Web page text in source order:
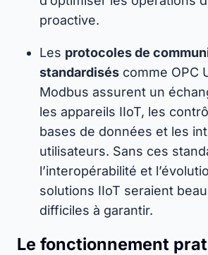
proactive.
Les protocoles de
standardisés comme OPC
Modbus assurent un
les appareils IIoT, les
bases de données et les
utilisateurs. Sans ces
l’interopérabilité et
solutions IIoT seraient
difficiles à garantir.
Le fonctionnement